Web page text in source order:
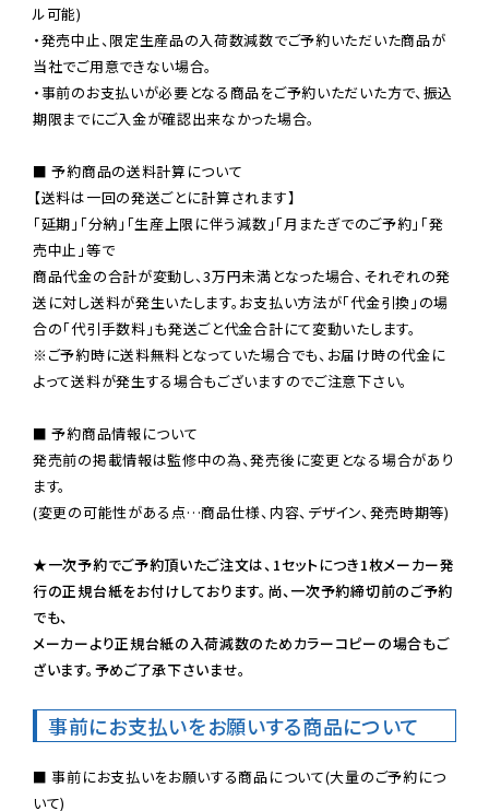
ル可能)
・発売中止、限定生産品の入荷数減数でご予約いただいた商品が
当社でご用意できない場合。
・事前のお支払いが必要となる商品をご予約いただいた方で、振込
期限までにご入金が確認出来なかった場合。
■ 予約商品の送料計算について
【送料は一回の発送ごとに計算されます】
「延期」「分納」「生産上限に伴う減数」「月またぎでのご予約」「発
売中止」等で
商品代金の合計が変動し、3万円未満となった場合、それぞれの発
送に対し送料が発生いたします。お支払い方法が「代金引換」の場
※ご予約時に送料無料となっていた場合でも、お届け時の代金に
よって送料が発生する場合もございますのでご注意下さい。
■ 予約商品情報について
発売前の掲載情報は監修中の為、発売後に変更となる場合があり
ます。
(変更の可能性がある点…商品仕様、内容、デザイン、発売時期等)
★一次予約でご予約頂いたご注文は、1セットにつき1枚メーカー発
行の正規台紙をお付けしております。尚、一次予約締切前のご予約
でも、
メーカーより正規台紙の入荷減数のためカラーコピーの場合もご
ざいます。予めご了承下さいませ。
事前にお支払いをお願いする商品について
■ 事前にお支払いをお願いする商品について(大量のご予約につ
いて)